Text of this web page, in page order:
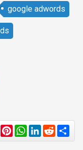
google adwords
Telegram
Pinterest
WhatsApp
LinkedIn
Reddit